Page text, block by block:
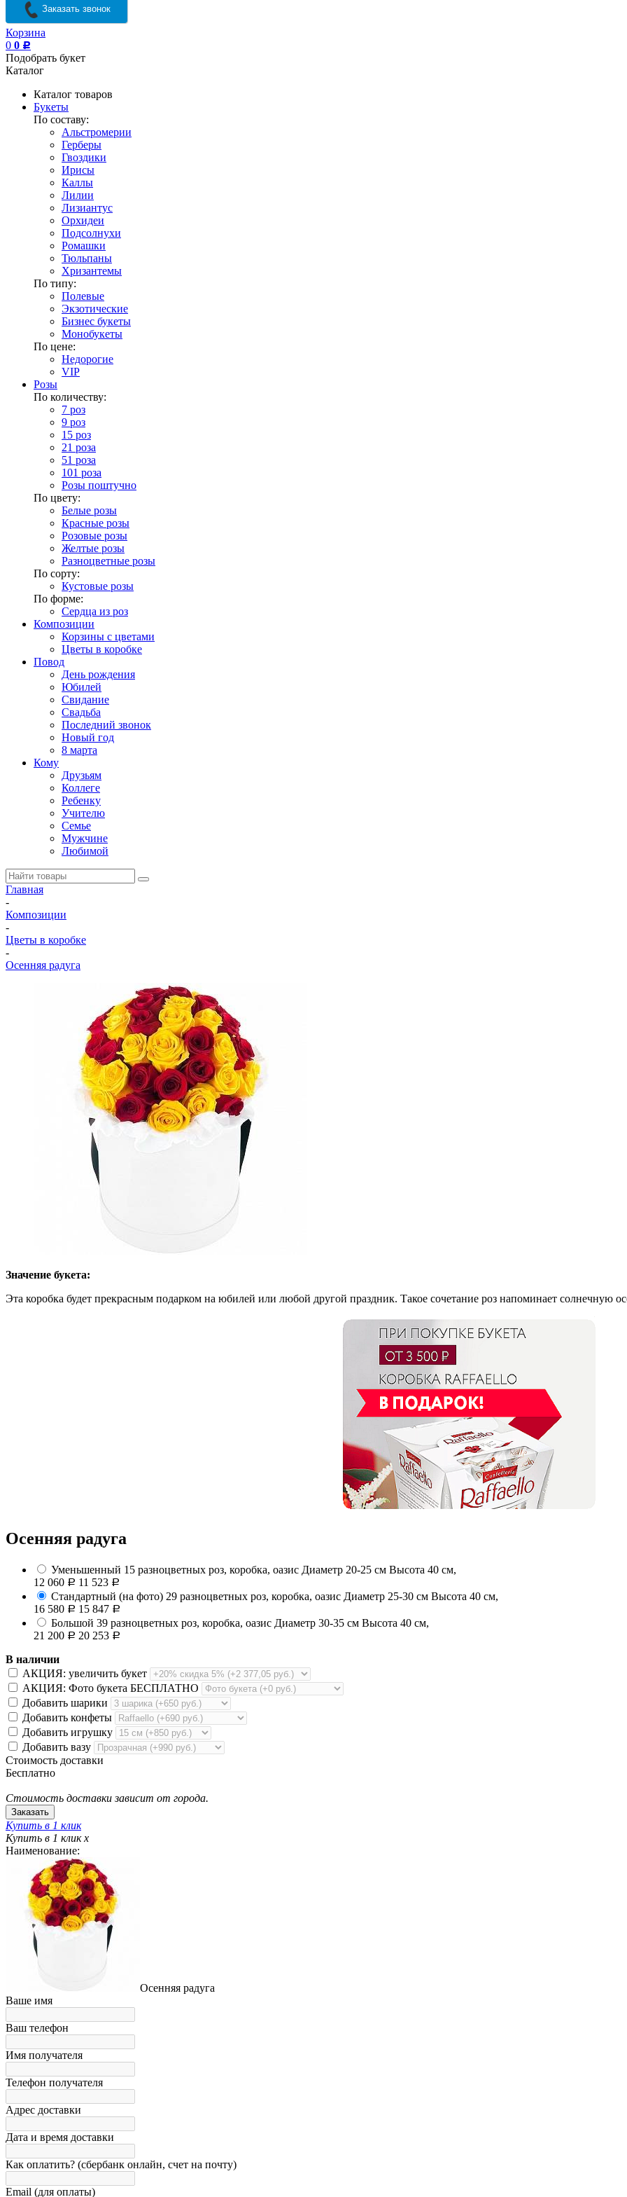
Заказать звонок
Корзина
0 0 Р
Подобрать букет
Каталог
Каталог товаров
Букеты
По составу:
Альстромерии
Герберы
Гвоздики
Ирисы
Каллы
Лилии
Лизиантус
Орхидеи
Подсолнухи
Ромашки
Тюльпаны
Хризантемы
По типу:
Полевые
Экзотические
Бизнес букеты
Монобукеты
По цене:
Недорогие
VIP
Розы
По количеству:
7 роз
9 роз
15 роз
21 роза
51 роза
101 роза
Розы поштучно
По цвету:
Белые розы
Красные розы
Розовые розы
Желтые розы
Разноцветные розы
По сорту:
Кустовые розы
По форме:
Сердца из роз
Композиции
Корзины с цветами
Цветы в коробке
Повод
День рождения
Юбилей
Свидание
Свадьба
Последний звонок
Новый год
8 марта
Кому
Друзьям
Коллеге
Ребенку
Учителю
Семье
Мужчине
Любимой
Главная
-
Композиции
-
Цветы в коробке
-
Осенняя радуга
Значение букета:
Эта коробка будет прекрасным подарком на юбилей или любой другой праздник. Такое сочетание роз напоминает солнечную
Осенняя радуга
Уменьшенный 15 разноцветных роз, коробка, оазис Диаметр 20-25 см Высота 40 см,
12 060 Р 11 523 Р
Стандартный (на фото) 29 разноцветных роз, коробка, оазис Диаметр 25-30 см Высота 40 см,
16 580 Р 15 847 Р
Большой 39 разноцветных роз, коробка, оазис Диаметр 30-35 см Высота 40 см,
21 200 Р 20 253 Р
В наличии
АКЦИЯ: увеличить букет
АКЦИЯ: Фото букета БЕСПЛАТНО
Добавить шарики
Добавить конфеты
Добавить игрушку
Добавить вазу
Стоимость доставки
Бесплатно
Стоимость доставки зависит от города.
Купить в 1 клик
Купить в 1 клик x
Наименование:
Осенняя радуга
Ваше имя
Ваш телефон
Имя получателя
Телефон получателя
Адрес доставки
Дата и время доставки
Как оплатить? (сбербанк онлайн, счет на почту)
Email (для оплаты)